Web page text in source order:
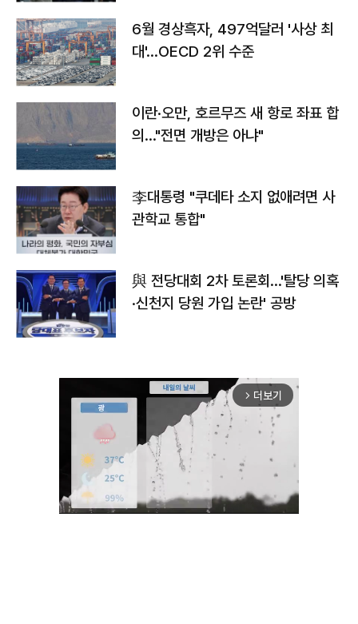
6월 경상흑자, 497억달러 '사상 최
대'…OECD 2위 수준
이란·오만, 호르무즈 새 항로 좌표 합
의…"전면 개방은 아냐"
李대통령 "쿠데타 소지 없애려면 사
관학교 통합"
與 전당대회 2차 토론회…'탈당 의혹
·신천지 당원 가입 논란' 공방
arrow_forward_ios 더보기